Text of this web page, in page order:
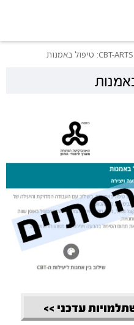
CBT-ARTS: טיפול באמנות
עדכני >>